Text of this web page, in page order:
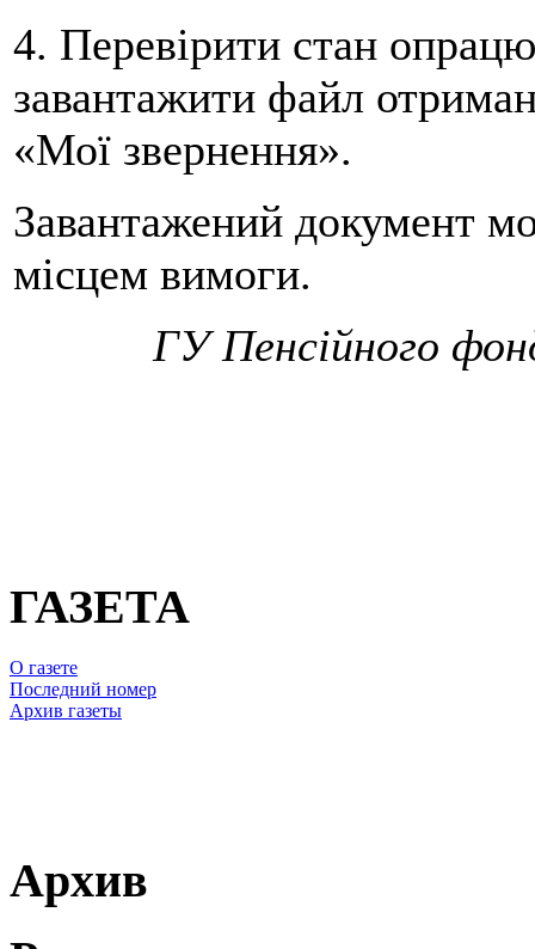
4. Перевірити стан
завантажити файл
«Мої звернення».
Завантажений документ
місцем вимоги.
ГУ Пенсійного
ГАЗЕТА
О газете
Последний номер
Архив газеты
Архив